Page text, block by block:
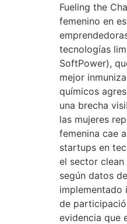
Fueling the
femenino en
tecnologías
SoftPower),
mejor
químicos
una brecha
las mujeres
femenina cae
startups en
el sector
según datos
implementado
de
evidencia que